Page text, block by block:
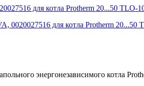
энергонезависимого котла